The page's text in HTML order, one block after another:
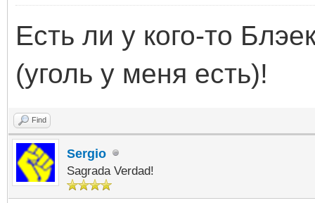
Есть ли у кого-то
(уголь у меня есть)!
Find
Sergio
Sagrada Verdad!